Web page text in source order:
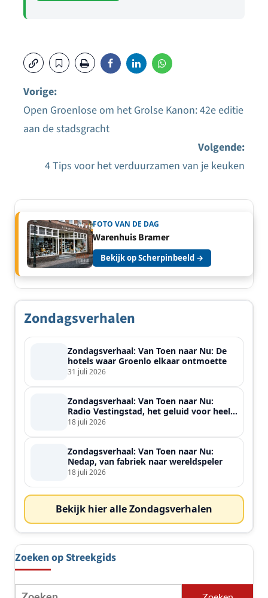
Bericht
Vorige:
Open Groenlose om het Grolse Kanon: 42e editie
aan de stadsgracht
Volgende:
4 Tips voor het verduurzamen van je keuken
FOTO VAN DE DAG
Warenhuis Bramer
Bekijk op Scherpinbeeld →
Zondagsverhalen
Zondagsverhaal: Van Toen naar Nu: De
hotels waar Groenlo elkaar ontmoette
31 juli 2026
Zondagsverhaal: Van Toen naar Nu:
Radio Vestingstad, het geluid voor heel
de streek
18 juli 2026
Zondagsverhaal: Van Toen naar Nu:
Nedap, van fabriek naar wereldspeler
18 juli 2026
Bekijk hier alle Zondagsverhalen
Zoeken op Streekgids
Zoeken